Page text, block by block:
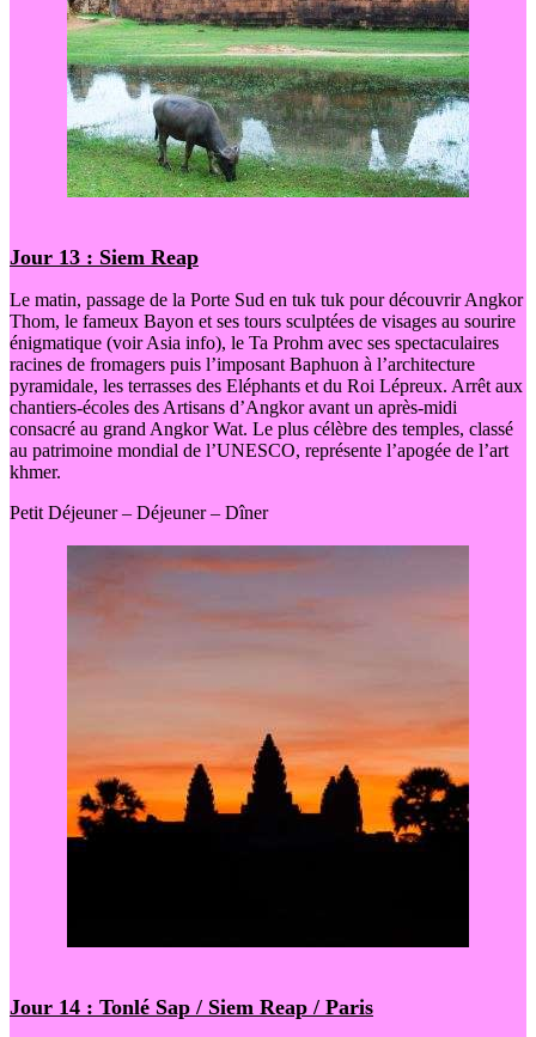
Jour 13 : Siem Reap
Le matin, passage de la Porte Sud en tuk tuk pour découvrir Angkor
Thom, le fameux Bayon et ses tours sculptées de visages au sourire
énigmatique (voir Asia info), le Ta Prohm avec ses spectaculaires
racines de fromagers puis l’imposant Baphuon à l’architecture
pyramidale, les terrasses des Eléphants et du Roi Lépreux. Arrêt aux
chantiers-écoles des Artisans d’Angkor avant un après-midi
consacré au grand Angkor Wat. Le plus célèbre des temples, classé
au patrimoine mondial de l’UNESCO, représente l’apogée de l’art
khmer.
Petit Déjeuner – Déjeuner – Dîner
Jour 14 : Tonlé Sap / Siem Reap / Paris